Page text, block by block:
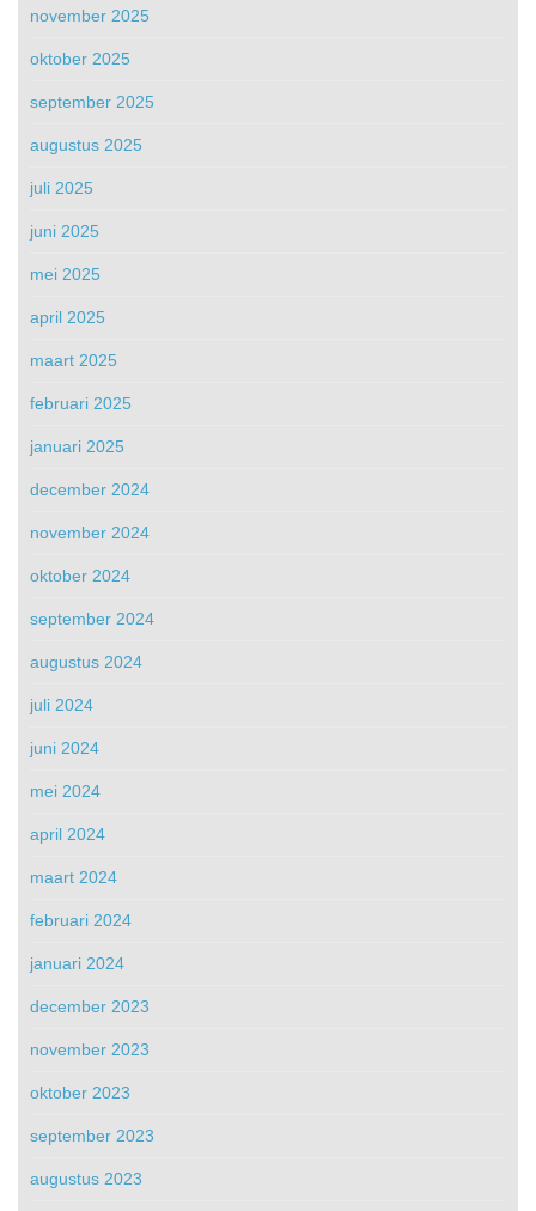
november 2025
oktober 2025
september 2025
augustus 2025
juli 2025
juni 2025
mei 2025
april 2025
maart 2025
februari 2025
januari 2025
december 2024
november 2024
oktober 2024
september 2024
augustus 2024
juli 2024
juni 2024
mei 2024
april 2024
maart 2024
februari 2024
januari 2024
december 2023
november 2023
oktober 2023
september 2023
augustus 2023